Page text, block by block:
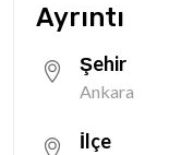
Ayrıntı
Şehir
Ankara
İlçe